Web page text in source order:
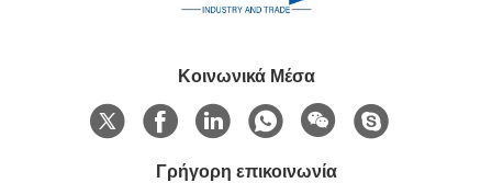
Κοινωνικά Μέσα
Γρήγορη επικοινωνία